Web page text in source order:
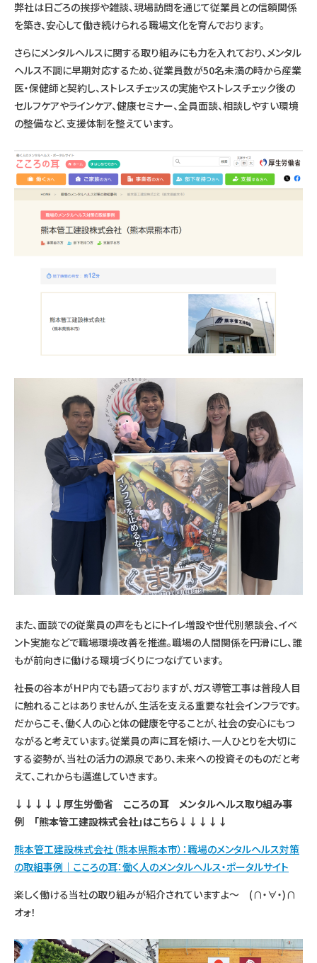
弊社は日ごろの挨拶や雑談、現場訪問を通じて従業員との信頼関係
を築き、安心して働き続けられる職場文化を育んでおります。
さらにメンタルヘルスに関する取り組みにも力を入れており、メンタル
ヘルス不調に早期対応するため、従業員数が50名未満の時から産業
医・保健師と契約し、ストレスチェッスの実施やストレスチェック後の
セルフケアやラインケア、健康セミナー、全員面談、相談しやすい環境
の整備など、支援体制を整えています。
また、面談での従業員の声をもとにトイレ増設や世代別懇談会、イベ
ント実施などで職場環境改善を推進。職場の人間関係を円滑にし、誰
もが前向きに働ける環境づくりにつなげています。
社長の谷本がＨＰ内でも語っておりますが、ガス導管工事は普段人目
に触れることはありませんが、生活を支える重要な社会インフラです。
だからこそ、働く人の心と体の健康を守ることが、社会の安心にもつ
ながると考えています。従業員の声に耳を傾け、一人ひとりを大切に
する姿勢が、当社の活力の源泉であり、未来への投資そのものだと考
えて、これからも邁進していきます。
↓↓↓↓↓厚生労働省 こころの耳 メンタルヘルス取り組み事
例 「熊本管工建設株式会社」はこちら↓↓↓↓↓
熊本管工建設株式会社（熊本県熊本市）：職場のメンタルヘルス対策
の取組事例｜こころの耳：働く人のメンタルヘルス・ポータルサイト
楽しく働ける当社の取り組みが紹介されていますよ～ (∩・∀・)∩
オォ！